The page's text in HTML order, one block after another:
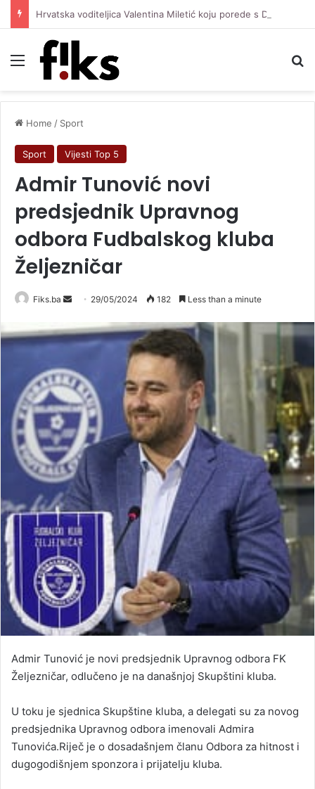
Menu
Home / Sport
Sport Vijesti Top 5
Admir Tunović novi
predsjednik Upravnog
odbora Fudbalskog kluba
Željezničar
Fiks.ba
Send
email
29/05/2024 182 Less than a minute
Admir Tunović je novi predsjednik Upravnog odbora FK
Željezničar, odlučeno je na današnjoj Skupštini kluba.
U toku je sjednica Skupštine kluba, a delegati su za novog
predsjednika Upravnog odbora imenovali Admira
Tunovića.Riječ je o dosadašnjem članu Odbora za hitnost i
dugogodišnjem sponzora i prijatelju kluba.